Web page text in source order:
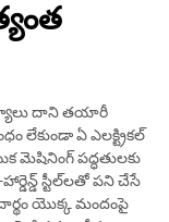
దాని తయారీ
లేకుండా ఏ ఎలక్ట్రికల్
మెషినింగ్ పద్ధతులకు
స్టీల్‌లతో పని చేసే
యొక్క మందంపై